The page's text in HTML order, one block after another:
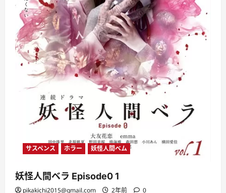
サスペンス ホラー 妖怪人間ベム
妖怪人間ベラ Episode0 1
pikakichi2015@gmail.com 2年前 0